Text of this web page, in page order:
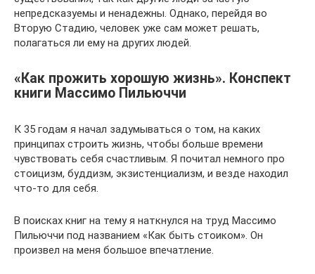
непредсказуемы и ненадежны. Однако, перейдя во
Вторую Стадию, человек уже сам может решать,
полагаться ли ему на других людей.
«Как прожить хорошую жизнь». Конспект
книги Массимо Пильюччи
К 35 годам я начал задумываться о том, на каких
принципах строить жизнь, чтобы больше времени
чувствовать себя счастливым. Я почитал немного про
стоицизм, буддизм, экзистенциализм, и везде находил
что-то для себя.
В поисках книг на тему я наткнулся на труд Массимо
Пильюччи под названием «Как быть стоиком». Он
произвел на меня большое впечатление.